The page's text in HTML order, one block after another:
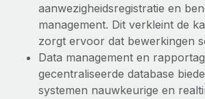
Achtergrondonderzoek
Vereenvoudig het
kandidaten
Compliance Watchtower
Blijf compliance-risico's voor
CASESTUDY'S
Support
Alle bronnen bekijken
BLOG
aanwezigheidsregistratie en
management. Dit verkleint de
zorgt ervoor dat bewerkingen
Data management en
gecentraliseerde database
systemen nauwkeurige en